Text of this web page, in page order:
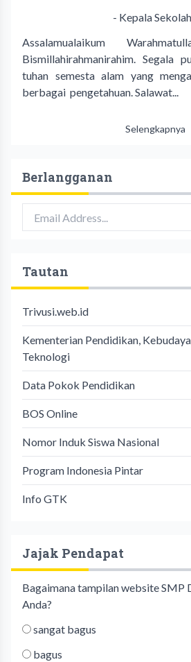
- Kepala
Assalamualaikum
Bismillahirahmanirahim. Segala
tuhan semesta alam yang
berbagai pengetahuan. Salawat...
Selengkapnya
Berlangganan
Tautan
Trivusi.web.id
Kementerian Pendidikan,
Teknologi
Data Pokok Pendidikan
BOS Online
Nomor Induk Siswa Nasional
Program Indonesia Pintar
Info GTK
Jajak Pendapat
Bagaimana tampilan website SMP
Anda?
sangat bagus
bagus